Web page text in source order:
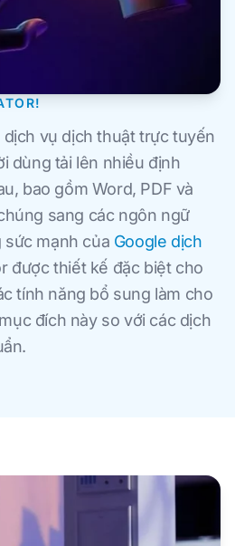
vụ dịch thuật trực tuyến
dùng tải lên nhiều định
bao gồm Word, PDF và
sang các ngôn ngữ
sức mạnh của Google dịch
được thiết kế đặc biệt cho
tính năng bổ sung làm cho
đích này so với các dịch